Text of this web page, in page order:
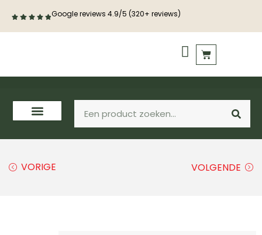
Google reviews 4.9/5 (320+ reviews)
VORIGE VOLGENDE